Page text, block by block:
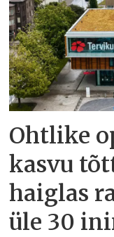
Ohtlike
kasvu
haiglas
üle 30